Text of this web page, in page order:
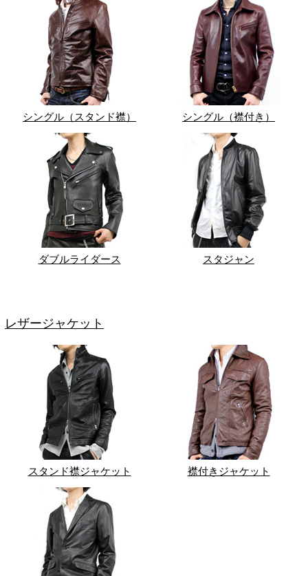
シングル（スタンド襟） シングル（襟付き）
ダブルライダース スタジャン
レザージャケット
スタンド襟ジャケット 襟付きジャケット